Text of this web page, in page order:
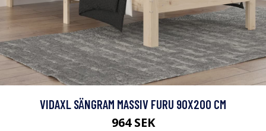
VIDAXL SÄNGRAM MASSIV FURU 90X200 CM
964 SEK